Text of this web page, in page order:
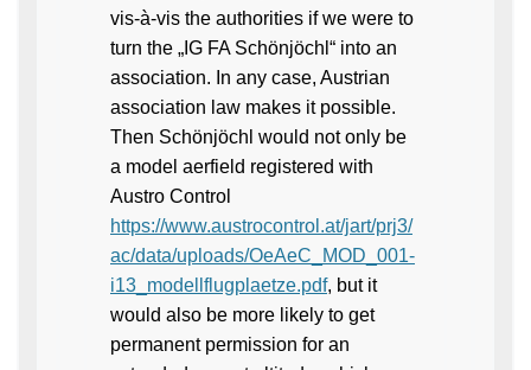
vis-à-vis the authorities if we were to
turn the „IG FA Schönjöchl“ into an
association. In any case, Austrian
association law makes it possible.
Then Schönjöchl would not only be
a model aerfield registered with
Austro Control
https://www.austrocontrol.at/jart/prj3/
ac/data/uploads/OeAeC_MOD_001-
i13_modellflugplaetze.pdf, but it
would also be more likely to get
permanent permission for an